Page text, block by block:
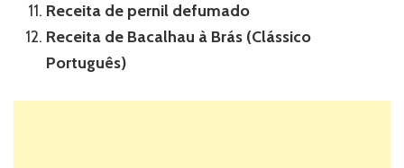
Receita de pernil defumado
Receita de Bacalhau à Brás (Clássico
Português)